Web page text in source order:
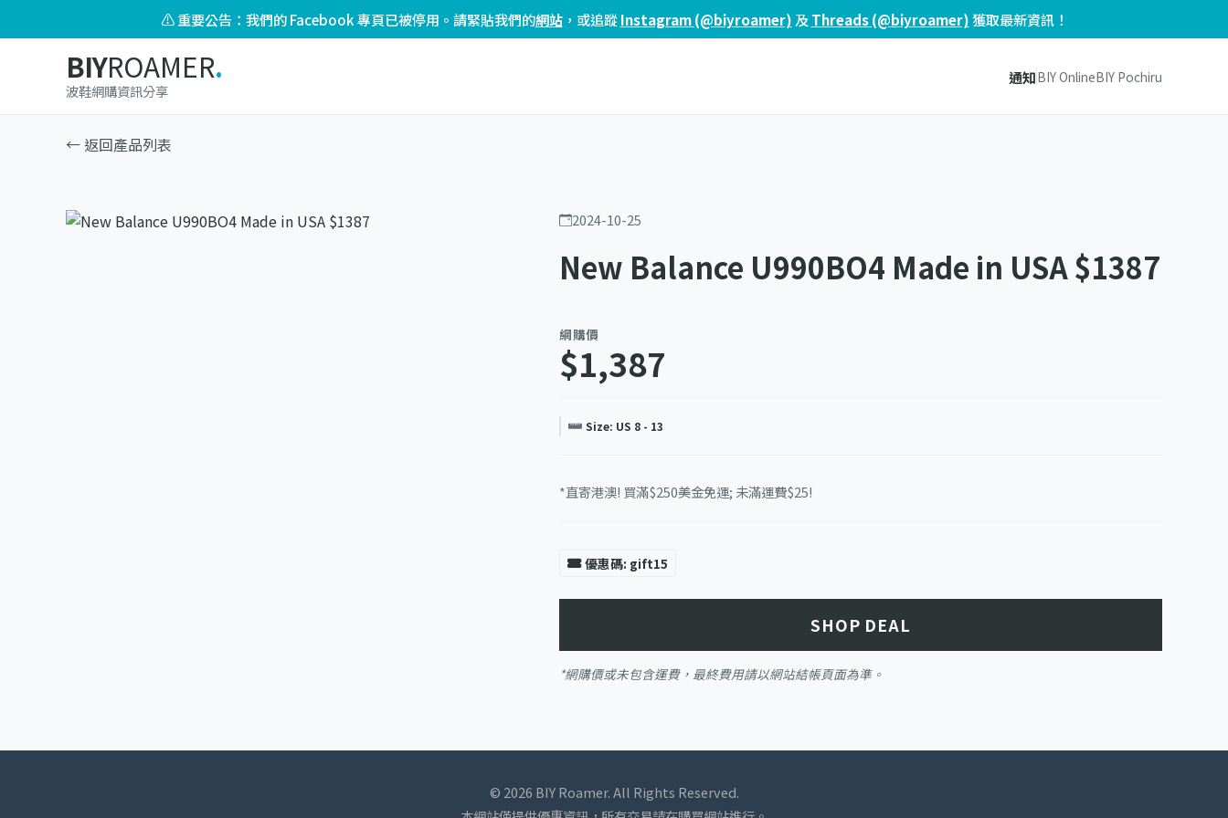
⚠️ 重要公告：我們的 Facebook 專頁已被停用。請緊貼我們的網站，或追蹤Instagram (@biyroamer) 及 Threads (@biyroamer)獲取最新資訊！
BIYROAMER.
波鞋網購資訊分享
通知BIY OnlineBIY Pochiru
← 返回產品列表
2024-10-25
New Balance U990BO4 Made in USA $1387
網購價
$1,387
Size: US 8 - 13
*直寄港澳! 買滿$250美金免運; 未滿運費$25!
優惠碼: gift15
SHOP DEAL
*網購價或未包含運費，最終費用請以網站結帳頁面為準。
© 2026 BIY Roamer. All Rights Reserved.